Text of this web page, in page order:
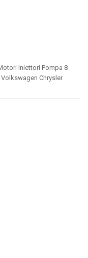
Iniettori Pompa 8
Volkswagen Chrysler